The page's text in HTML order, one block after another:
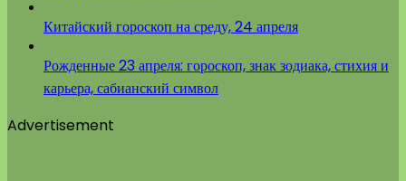
Китайский гороскоп на среду, 24 апреля
Рожденные 23 апреля: гороскоп, знак зодиака, стихия и
карьера, сабианский символ
Advertisement